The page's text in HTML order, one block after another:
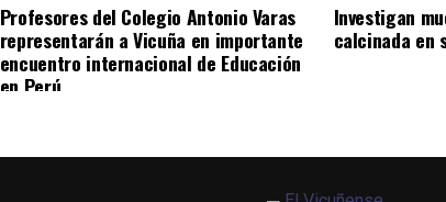
Profesores del Colegio Antonio Varas
representarán a Vicuña en importante
encuentro internacional de Educación
en Perú
Investigan
calcinada en